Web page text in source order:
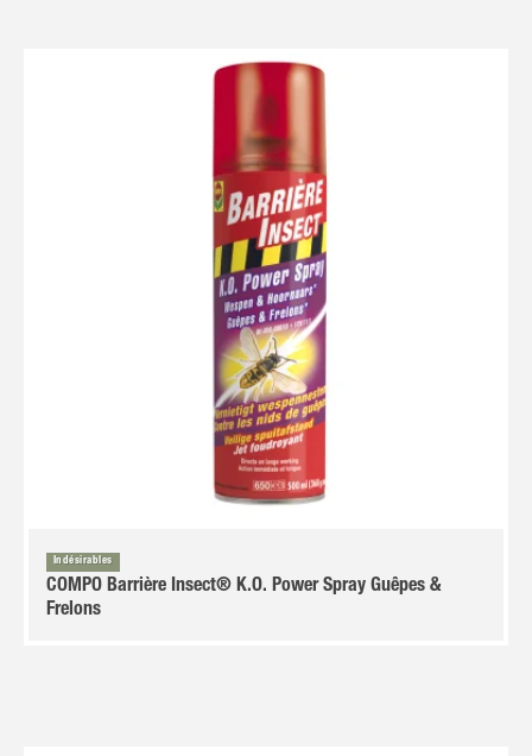
Indésirables
COMPO Barrière Insect® K.O. Power Spray Guêpes &
Frelons